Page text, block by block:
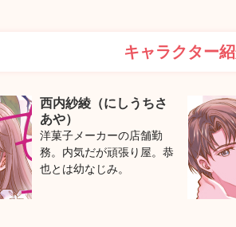
キャラクター
西内紗綾（にしうちさ
あや）
洋菓子メーカーの店舗勤
務。内気だが頑張り屋。恭
也とは幼なじみ。